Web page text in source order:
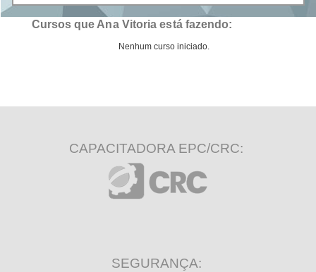
Cursos que Ana Vitoria está fazendo:
Nenhum curso iniciado.
CAPACITADORA EPC/CRC:
SEGURANÇA: